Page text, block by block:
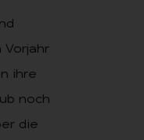
ihre
noch
die